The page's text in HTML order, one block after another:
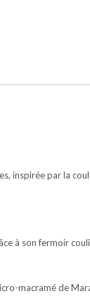
inspirée par la
à son fermoir
macramé de